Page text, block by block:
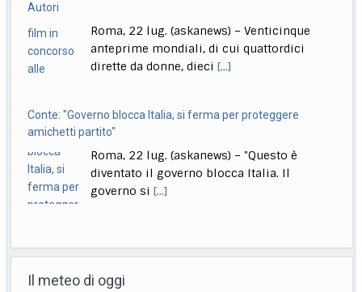
Autori
Roma, 22 lug. (askanews) – Venticinque
anteprime mondiali, di cui quattordici
dirette da donne, dieci[...]
Conte: "Governo blocca Italia, si ferma per proteggere
amichetti partito"
Roma, 22 lug. (askanews) – "Questo è
diventato il governo blocca Italia. Il
governo si[...]
certi toni..
Bologna, 22 lug. (askanews) – "Non voglio
Il meteo di oggi